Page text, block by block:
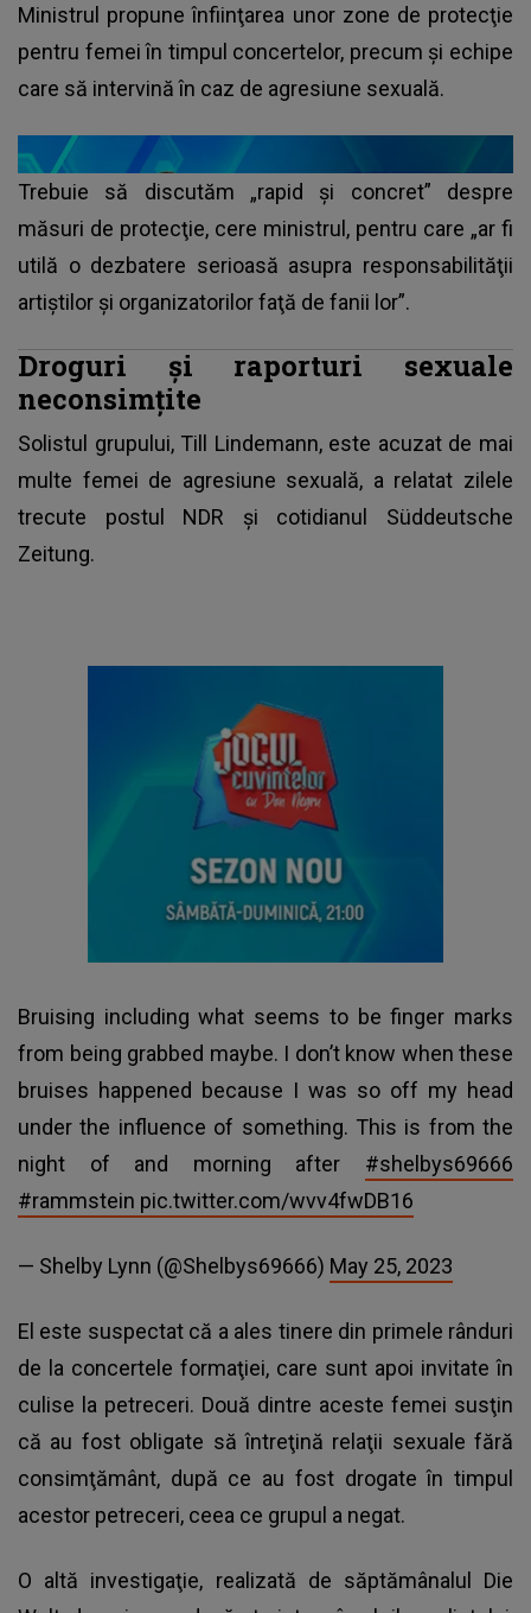
Ministrul propune înfiinţarea unor zone de protecţie
pentru femei în timpul concertelor, precum şi echipe
care să intervină în caz de agresiune sexuală.
Trebuie să discutăm „rapid şi concret” despre
măsuri de protecţie, cere ministrul, pentru care „ar fi
utilă o dezbatere serioasă asupra responsabilităţii
artiştilor şi organizatorilor faţă de fanii lor”.
Droguri şi raporturi sexuale
neconsimţite
Solistul grupului, Till Lindemann, este acuzat de mai
multe femei de agresiune sexuală, a relatat zilele
trecute postul NDR şi cotidianul Süddeutsche
Zeitung.
Bruising including what seems to be finger marks
from being grabbed maybe. I don’t know when these
bruises happened because I was so off my head
under the influence of something. This is from the
night of and morning after #shelbys69666
#rammstein pic.twitter.com/wvv4fwDB16
— Shelby Lynn (@Shelbys69666) May 25, 2023
El este suspectat că a ales tinere din primele rânduri
de la concertele formaţiei, care sunt apoi invitate în
culise la petreceri. Două dintre aceste femei susţin
că au fost obligate să întreţină relaţii sexuale fără
consimţământ, după ce au fost drogate în timpul
acestor petreceri, ceea ce grupul a negat.
O altă investigaţie, realizată de săptămânalul Die